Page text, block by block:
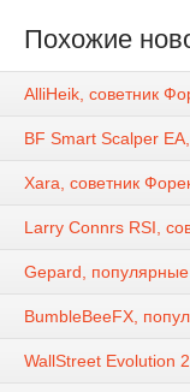
Похожие
AlliHeik, советник
BF Smart Scalper
Xara, советник
Larry Connrs RSI,
Gepard,
BumbleBeeFX,
WallStreet Evolution